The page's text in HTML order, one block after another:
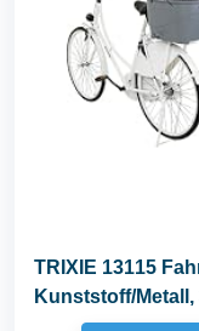
TRIXIE 13115
Kunststoff/Metall,